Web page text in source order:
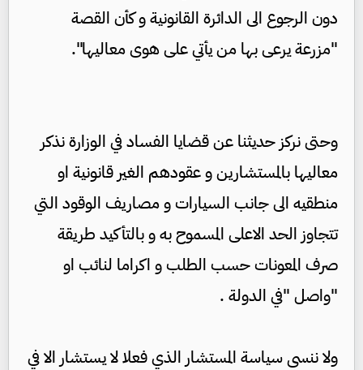
دون الرجوع الى الدائرة القانونية و كأن القصة
"مزرعة يرعى بها من يأتي على هوى معاليها".
وحتى نركز حديثنا عن قضايا الفساد في الوزارة نذكر
معاليها بالمستشارين و عقودهم الغير قانونية او
منطقيه الى جانب السيارات و مصاريف الوقود التي
تتجاوز الحد الاعلى المسموح به و بالتأكيد طريقة
صرف المعونات حسب الطلب و اكراما لنائب او
"واصل "في الدولة .
ولا ننسى سياسة المستشار الذي فعلا لا يستشار الا في